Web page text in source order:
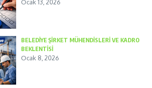
Ocak 13, 2026
BELEDİYE ŞİRKET MÜHENDİSLERİ VE KADRO
BEKLENTİSİ
Ocak 8, 2026